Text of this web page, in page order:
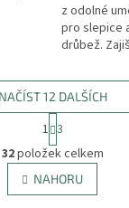
z odolné
pro slepice
drůbež.
znečištění.
O
v
l
á
NAČÍST 12 DALŠÍCH
t
r
á
n
k
1 3
32položek celkem
NAHORU